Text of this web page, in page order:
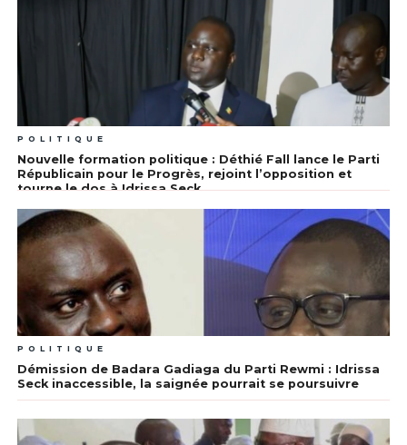
POLITIQUE
Nouvelle formation politique : Déthié Fall lance le Parti
Républicain pour le Progrès, rejoint l’opposition et
tourne le dos à Idrissa Seck
POLITIQUE
Démission de Badara Gadiaga du Parti Rewmi : Idrissa
Seck inaccessible, la saignée pourrait se poursuivre